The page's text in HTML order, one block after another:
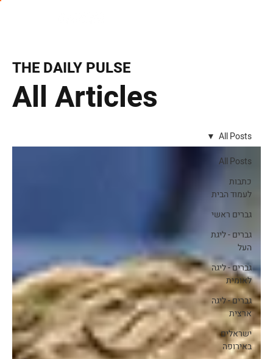
All Articles
THE DAILY PULSE
All Posts
כתבות
לעמוד הבית
גברים ראשי
גברים - ליגת
העל
גברים - ליגה
לאומית
גברים - ליגה
ארצית
ישראלים
באירופה
All Posts